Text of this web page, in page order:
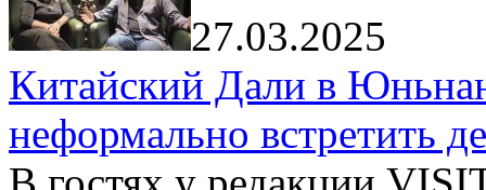
27.03.2025
Китайский Дали в
неформально встретить